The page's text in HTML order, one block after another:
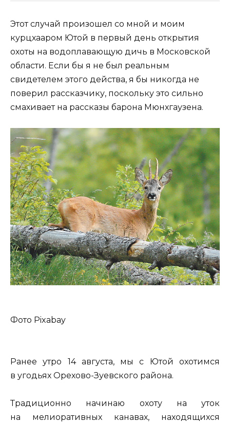
Этот случай произошел со мной и моим
курцхааром Ютой в первый день открытия
охоты на водоплавающую дичь в Московской
области. Если бы я не был реальным
свидетелем этого действа, я бы никогда не
поверил рассказчику, поскольку это сильно
смахивает на рассказы барона Мюнхгаузена.
Фото Pixabay
Ранее утро 14 августа, мы с Ютой охотимся
в угодьях Орехово-Зуевского района.
Традиционно начинаю охоту на уток
на мелиоративных канавах, находящихся